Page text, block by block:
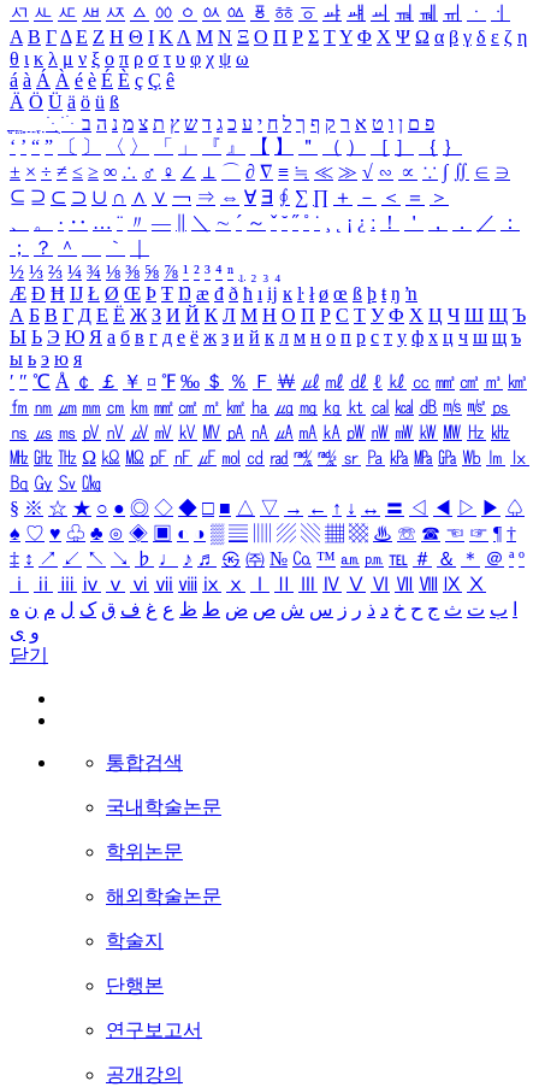
ㅺ ㅻ ㅼ ㅽ ㅾ ㅿ ㆀ ㆁ ㆂ ㆃ ㆄ ㆅ ㆆ ㆇ ㆈ ㆉ ㆊ ㆋ ㆌ ㆍ
ㆎ
Α Β ΓΔ Ε Ζ Η Θ Ι ΚΛ Μ Ν Ξ Ο Π Ρ Σ ΤΥ Φ Χ Ψ Ω α β γ δ ε ζ η
θ ι κ λ μ ν ξ ο π ρ σ τ υ φ χ ψ ω
á à Á À é è É È ç Ç ê
Ä Ö Ü ä ö ü ß
ִֶֹ ֻּ ׁׂ פ ם ן ו ט א ר ק ף ך ל ח י ע כ ג ד ש ץ ת צ מ נ ה ב
‘ ’ “ ” 〔 〕 〈 〉 「 」 『 』 【 】 ＂ （ ） ［ ］ ｛ ｝
± × ÷ ≠ ≤ ≥ ∞ ∴ ♂ ♀ ∠ ⊥ ⌒ ∂ ∇ ≡ ≒ ≪ ≫ √ ∽ ∝ ∵ ∫ ∬ ∈ ∋
⊆ ⊇ ⊂ ⊃ ∪ ∩ ∧ ∨ ￢ ⇒ ⇔ ∀ ∃ ∮ ∑ ∏ ＋ － ＜ ＝
＞
、
。 · ‥ … ¨ 〃 ― ＼ ∼ ´ ～ ˇ ˘ ˝ ˚ ˙ ¸ ¡ ¿ ː ！ ＇ ， ． ／
：
；
？ ＾ ｀
½ ⅓ ⅔ ¼ ¾ ⅛ ⅜ ⅝ ⅞ ¹ ² ³ ⁴ ⁿ ₁ ₂ ₃ ₄
Æ Ð Ħ Ĳ Ł Ø Œ Þ Ŧ Ŋ æ đ ð ħ ı ĳ ĸ ŀ ł ø œ ß þ ŧ ŋ ŉ
А Б В Г Д Е Ё Ж З И Й К Л М Н О П Р С Т У Ф Х Ц Ч Ш Щ Ъ
Ы Ь Э Ю Я а б в г д е ё ж з и й к л м н о п р с т у ф х ц ч ш щ ъ
ы ь э ю я
′ ″ ℃ Å ￠ ￡ ￥ ¤ ℉ ‰ ＄ ％ Ｆ ￦ ㎕ ㎖ ㎗ ℓ ㎘ ㏄ ㎣ ㎤ ㎥ ㎦
㎙ ㎚ ㎛ ㎜ ㎝ ㎞ ㎟ ㎠ ㎡ ㎢ ㏊ ㎍ ㎎ ㎏ ㏏ ㎈ ㎉ ㏈ ㎧ ㎨ ㎰
㎱ ㎲ ㎳ ㎴ ㎵ ㎶ ㎷ ㎸ ㎹ ㎀ ㎁ ㎂ ㎃ ㎄ ㎺ ㎻ ㎽ ㎾ ㎿ ㎐ ㎑
㎒ ㎓ ㎔ Ω ㏀ ㏁ ㎊ ㎋ ㎌ ㏖ ㏅ ㎭ ㎮ ㎯ ㏛ ㎩ ㎪ ㎫ ㎬ ㏝ ㏐
㏓
㏃ ㏉ ㏜ ㏆
§ ※ ☆ ★ ○ ● ◎ ◇ ◆ □ ■ △ ▽ → ← ↑ ↓ ↔ 〓 ◁ ◀ ▷ ▶ ♤
♠ ♡ ♥ ♧ ♣ ⊙ ◈ ▣ ◐ ◑ ▒ ▤ ▨ ▧ ▦ ▩ ♨ ☏ ☎ ☜ ☞ ¶ †
‡ ↕ ↗ ↙ ↖ ↘ ♭ ♩ ♪ ♬ ㉿ ㈜ № ㏇ ™ ㏂ ㏘ ℡ ＃ ＆ ＊ ＠ ª º
ⅰ
ⅱ ⅲ ⅳ ⅴ ⅵ ⅶ ⅷ ⅸ ⅹ Ⅳ Ⅴ Ⅵ Ⅶ Ⅷ Ⅸ Ⅹ
ب ت ث ج ح خ د ذ ر ز س ش ص ض ط ظ ع غ ف ق ک ل م ن ه
و ی
닫기
통합검색
국내학술논문
학위논문
해외학술논문
학술지
단행본
연구보고서
공개강의